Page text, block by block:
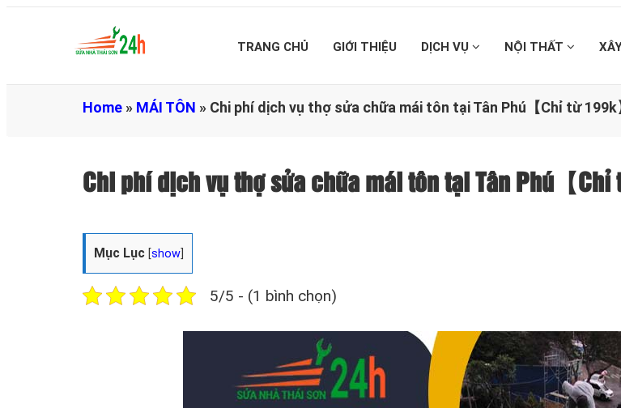
TRANG CHỦ GIỚI THIỆU DỊCH VỤ NỘI THẤT
Home » MÁI TÔN » Chi phí dịch vụ thợ sửa chữa mái tôn tại Tân Phú【Chỉ từ 199k
Chi phí dịch vụ thợ sửa chữa mái tôn tại Tân Phú【Chỉ
Mục Lục [show
5/5 - (1 bình chọn)